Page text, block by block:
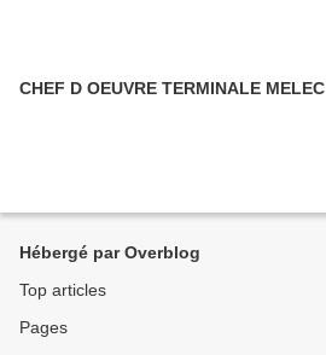
CHEF D OEUVRE TERMINALE MELEC
Hébergé par Overblog
Top articles
Pages